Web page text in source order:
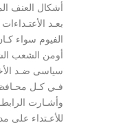
أشكال العنف
بعـد
الفيوم سواء
أومن الشعب
سياسى ضـد
فـي كـل
وأشـارت
للأعـتداء على